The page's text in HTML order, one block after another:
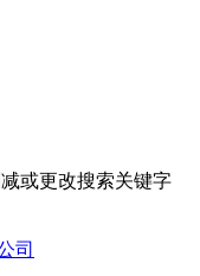
或更改搜索关键字
司